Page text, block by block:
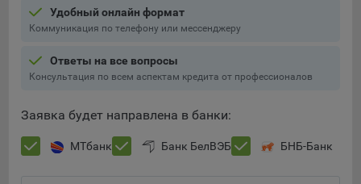
пользователей с сайтом.
9.3. Файлы cookie предпочтений, например, для настройки
выборе пользователя на сайте и его предпочтениях и
настройках для того, чтобы соответствующим образом
настраивать сайт.
Удобный онлайн формат
Коммуникация по телефону или мессенджеру
Ответы на все вопросы
Консультация по всем аспектам кредита от профессионалов
Заявка будет направлена в банки:
МТбанк Банк БелВЭБ БНБ-Банк